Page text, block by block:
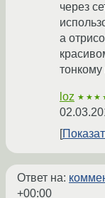
через
а
loz
Ответ на:
+00:00